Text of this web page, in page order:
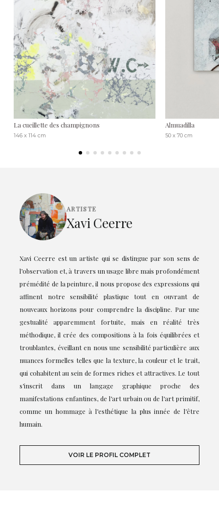
La cueillette des champignons
146 x 114 cm
Almuadilla
50 x 70 cm
ARTISTE
Xavi Ceerre
Xavi Ceerre est un artiste qui se distingue par son sens de
l’observation et, à travers un usage libre mais profondément
prémédité de la peinture, il nous propose des expressions qui
affinent notre sensibilité plastique tout en ouvrant de
nouveaux horizons pour comprendre la discipline. Par une
gestualité apparemment fortuite, mais en réalité très
méthodique, il crée des compositions à la fois équilibrées et
troublantes, éveillant en nous une sensibilité particulière aux
nuances formelles telles que la texture, la couleur et le trait,
qui cohabitent au sein de formes riches et attractives. Le tout
s’inscrit dans un langage graphique proche des
manifestations enfantines, de l’art urbain ou de l’art primitif,
comme un hommage à l’esthétique la plus innée de l’être
humain.
VOIR LE PROFIL COMPLET